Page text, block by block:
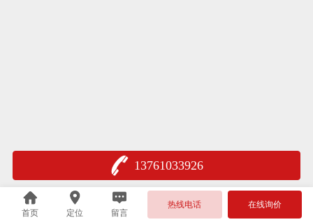
13761033926
首页 定位 留言
热线电话 在线询价